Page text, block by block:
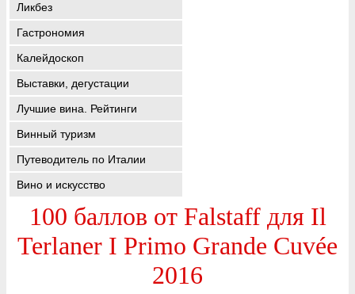
Ликбез
Гастрономия
Калейдоскоп
Выставки, дегустации
Лучшие вина. Рейтинги
Винный туризм
Путеводитель по Италии
Вино и искусство
100 баллов от Falstaff для Il
Terlaner I Primo Grande Cuvée
2016